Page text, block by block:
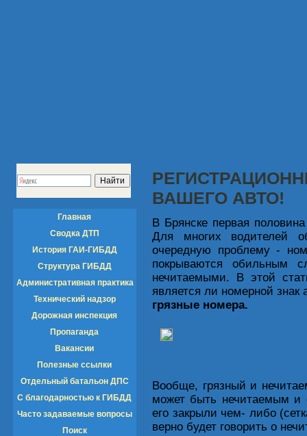
Главная
Сводка ДТП
История ГАИ-ГИБДД
Структура ГИБДД
Административная практика
Технический надзор
Дорожная инспекция
Пропаганда
Вакансии
Полезные ссылки
Отдельный батальон ДПС
С благодарностью к ГИБДД
Часто задаваемые вопросы
Поиск
ВАШЕГО АВТО!
В Брянске первая
Для многих водителей
очередную проблему -
покрываются обильным
нечитаемыми. В этой
является ли номерной
грязные номера.
Вообще, грязный и
может быть нечитаемым и
его закрыли чем- либо
верно будет говорить о